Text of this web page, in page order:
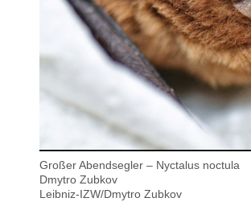
Großer Abendsegler – Nyctalus noctula
Dmytro Zubkov
Leibniz-IZW/Dmytro Zubkov